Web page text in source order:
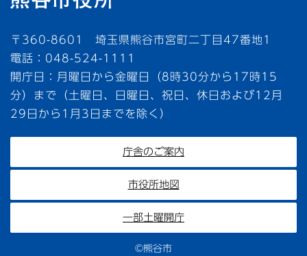
〒360-8601 埼玉県熊谷市宮町二丁目47番地1
電話：048-524-1111
開庁日：月曜日から金曜日（8時30分から17時15
分）まで（土曜日、日曜日、祝日、休日および12月
29日から1月3日までを除く）
庁舎のご案内
市役所地図
一部土曜開庁
©熊谷市